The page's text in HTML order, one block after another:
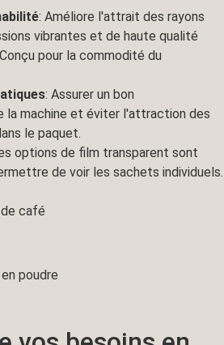
: Améliore l'attrait des rayons
vibrantes et de haute qualité
pour la commodité du
: Assurer un bon
la machine et éviter l'attraction des
le paquet.
options de film transparent sont
de voir les sachets individuels.
café
poudre